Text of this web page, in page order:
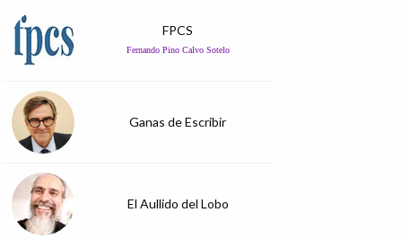
FPCS
Fernando Pino Calvo Sotelo
Ganas de Escribir
El Aullido del Lobo